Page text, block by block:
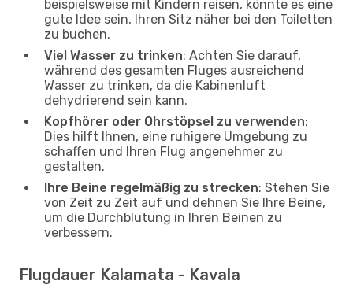
beispielsweise mit Kindern reisen, könnte es eine
gute Idee sein, Ihren Sitz näher bei den Toiletten
zu buchen.
Viel Wasser zu trinken: Achten Sie darauf,
während des gesamten Fluges ausreichend
Wasser zu trinken, da die Kabinenluft
dehydrierend sein kann.
Kopfhörer oder Ohrstöpsel zu verwenden:
Dies hilft Ihnen, eine ruhigere Umgebung zu
schaffen und Ihren Flug angenehmer zu
gestalten.
Ihre Beine regelmäßig zu strecken: Stehen Sie
von Zeit zu Zeit auf und dehnen Sie Ihre Beine,
um die Durchblutung in Ihren Beinen zu
verbessern.
Flugdauer Kalamata - Kavala